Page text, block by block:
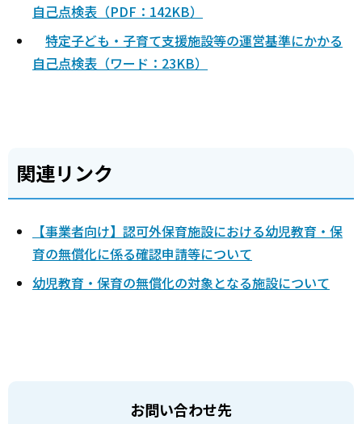
自己点検表（PDF：142KB）
特定子ども・子育て支援施設等の運営基準にかかる
自己点検表（ワード：23KB）
関連リンク
【事業者向け】認可外保育施設における幼児教育・保
育の無償化に係る確認申請等について
幼児教育・保育の無償化の対象となる施設について
お問い合わせ先